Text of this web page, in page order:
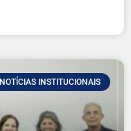
NOTÍCIAS INSTITUCIONAIS